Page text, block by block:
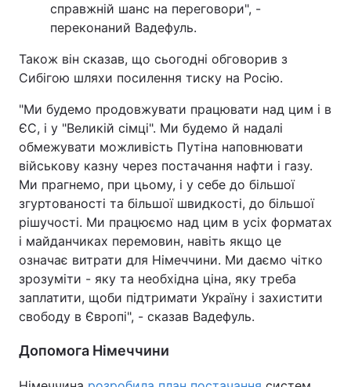
справжній шанс на переговори", -
переконаний Вадефуль.
Також він сказав, що сьогодні обговорив з
Сибігою шляхи посилення тиску на Росію.
"Ми будемо продовжувати працювати над цим і в
ЄС, і у "Великій сімці". Ми будемо й надалі
обмежувати можливість Путіна наповнювати
військову казну через постачання нафти і газу.
Ми прагнемо, при цьому, і у себе до більшої
згуртованості та більшої швидкості, до більшої
рішучості. Ми працюємо над цим в усіх форматах
і майданчиках перемовин, навіть якщо це
означає витрати для Німеччини. Ми даємо чітко
зрозуміти - яку та необхідна ціна, яку треба
заплатити, щоби підтримати Україну і захистити
свободу в Європі", - сказав Вадефуль.
Допомога Німеччини